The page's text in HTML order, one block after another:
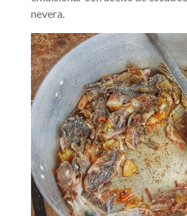
nevera.